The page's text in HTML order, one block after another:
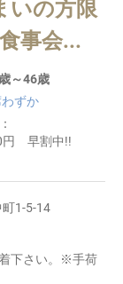
の方限
事会...
～46歳
ずか
円 早割中!!
1-5-14
下さい。※手荷